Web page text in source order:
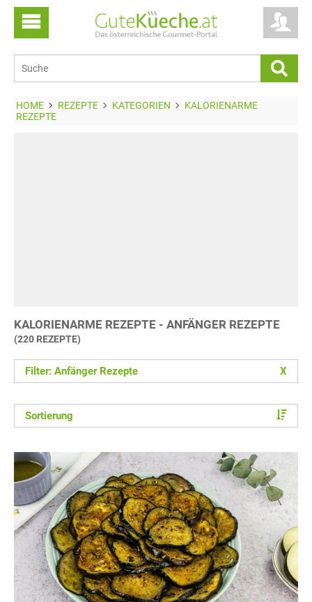
HOME REZEPTE KATEGORIEN
KALORIENARME
REZEPTE
KALORIENARME REZEPTE - ANFÄNGER REZEPTE
(220 REZEPTE)
Filter: Anfänger Rezepte X
Sortierung